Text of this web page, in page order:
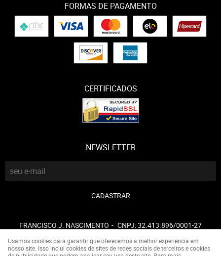
FORMAS DE PAGAMENTO
CERTIFICADOS
NEWSLETTER
CADASTRAR
FRANCISCO J. NASCIMENTO CNPJ: 32.413.896/0001-27
Usamos cookies para garantir que oferecemos a melhor experiência em
nosso site. Isso inclui cookies de sites de redes sociais de terceiros e cookies